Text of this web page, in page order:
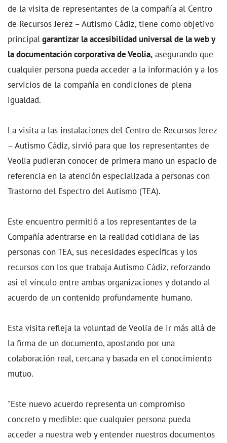
de la visita de representantes de la compañía al Centro
de Recursos Jerez – Autismo Cádiz, tiene como objetivo
principalgarantizar la accesibilidad universal de la web y
la documentación corporativa de Veolia, asegurando que
cualquier persona pueda acceder a la información y a los
servicios de la compañía en condiciones de plena
igualdad.
La visita a las instalaciones del Centro de Recursos Jerez
– Autismo Cádiz, sirvió para que los representantes de
Veolia pudieran conocer de primera mano un espacio de
referencia en la atención especializada a personas con
Trastorno del Espectro del Autismo (TEA).
Este encuentro permitió a los representantes de la
Compañía adentrarse en la realidad cotidiana de las
personas con TEA, sus necesidades específicas y los
recursos con los que trabaja Autismo Cádiz, reforzando
así el vínculo entre ambas organizaciones y dotando al
acuerdo de un contenido profundamente humano.
Esta visita refleja la voluntad de Veolia de ir más allá de
la firma de un documento, apostando por una
colaboración real, cercana y basada en el conocimiento
mutuo.
"Este nuevo acuerdo representa un compromiso
concreto y medible: que cualquier persona pueda
acceder a nuestra web y entender nuestros documentos